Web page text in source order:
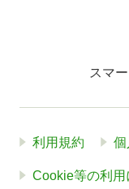
スマ
利用規約 個
Cookie等の利